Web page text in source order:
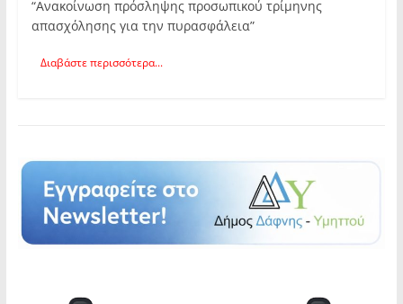
“Ανακοίνωση πρόσληψης προσωπικού τρίμηνης
απασχόλησης για την πυρασφάλεια”
Διαβάστε περισσότερα...